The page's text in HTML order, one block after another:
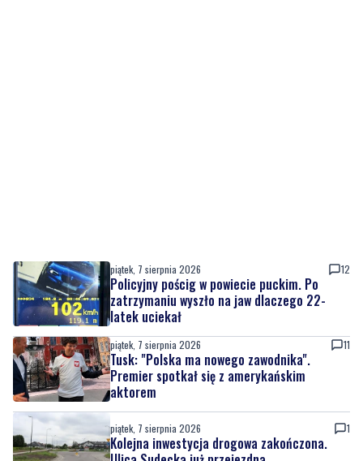
piątek, 7 sierpnia 2026 12
Policyjny pościg w powiecie puckim. Po
zatrzymaniu wyszło na jaw dlaczego 22-
latek uciekał
piątek, 7 sierpnia 2026 11
Tusk: "Polska ma nowego zawodnika".
Premier spotkał się z amerykańskim
aktorem
piątek, 7 sierpnia 2026 1
Kolejna inwestycja drogowa zakończona.